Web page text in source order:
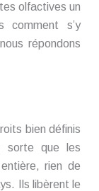
olfactives un
comment s’y
répondons
bien définis
sorte que les
rien de
Ils libèrent le